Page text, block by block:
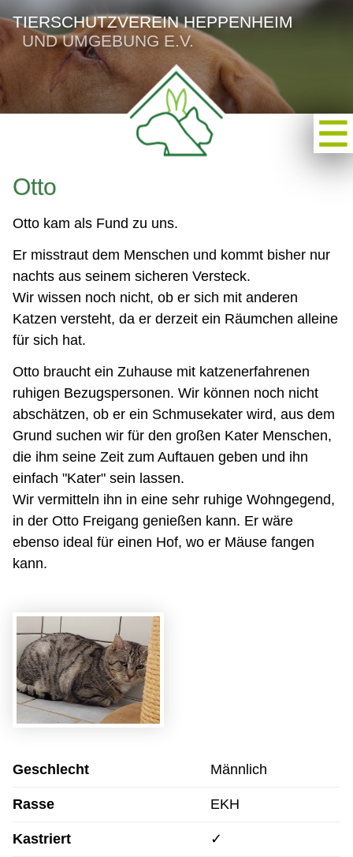
TIERSCHUTZVEREIN HEPPENHEIM
UND UMGEBUNG E.V.
Otto
Otto kam als Fund zu uns.
Er misstraut dem Menschen und kommt bisher nur
nachts aus seinem sicheren Versteck.
Wir wissen noch nicht, ob er sich mit anderen
Katzen versteht, da er derzeit ein Räumchen alleine
für sich hat.
Otto braucht ein Zuhause mit katzenerfahrenen
ruhigen Bezugspersonen. Wir können noch nicht
abschätzen, ob er ein Schmusekater wird, aus dem
Grund suchen wir für den großen Kater Menschen,
die ihm seine Zeit zum Auftauen geben und ihn
einfach "Kater" sein lassen.
Wir vermitteln ihn in eine sehr ruhige Wohngegend,
in der Otto Freigang genießen kann. Er wäre
ebenso ideal für einen Hof, wo er Mäuse fangen
kann.
Geschlecht Männlich
Rasse EKH
Kastriert ✓